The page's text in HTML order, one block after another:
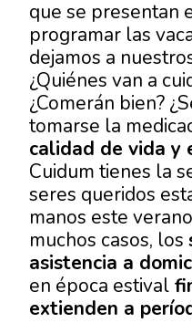
que se presentan
programar las
dejamos a
¿Quiénes van a
¿Comerán bien?
tomarse la
calidad de vida y
Cuidum tienes la
seres queridos
manos este
muchos casos, los
asistencia a
en época estival
extienden a